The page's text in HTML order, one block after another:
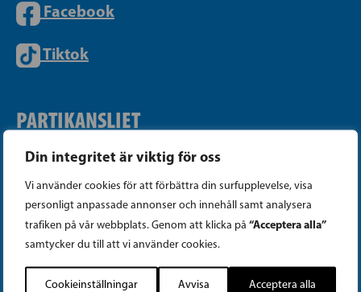
Din integritet är viktig för oss
Vi använder cookies för att förbättra din surfupplevelse, visa
personligt anpassade annonser och innehåll samt analysera
trafiken på vår webbplats. Genom att klicka på “Acceptera alla”
samtycker du till att vi använder cookies.
Cookieinställningar Avvisa Acceptera alla
Facebook
Tiktok
PARTIKANSLIET
Telefon (09) 693 070
PB 430, 00101 Helsingfors
Georgsgatan 27, 00100 Helsingfors
info@sfp.fi
Faktureringsuppgifter